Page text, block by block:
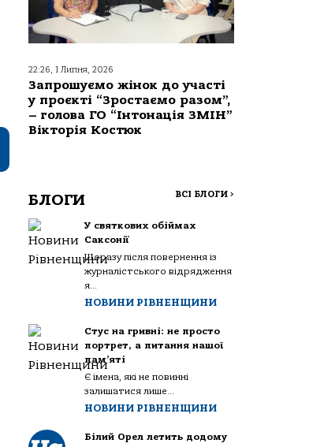
22:26, 1 Липня, 2026
Запрошуємо жінок до участі
у проєкті “Зростаємо разом”,
– голова ГО “Інтонація ЗМІН”
Вікторія Костюк
БЛОГИ ВСІ БЛОГИ >
У святкових обіймах
Саксонії
Щоразу після повернення із
журналістського відрядження
я...
НОВИНИ РІВНЕНЩИНИ
Стус на гривні: не просто
портрет, а питання нашої
пам’яті
Є імена, які не повинні
залишатися лише...
НОВИНИ РІВНЕНЩИНИ
Білий Орел летить додому